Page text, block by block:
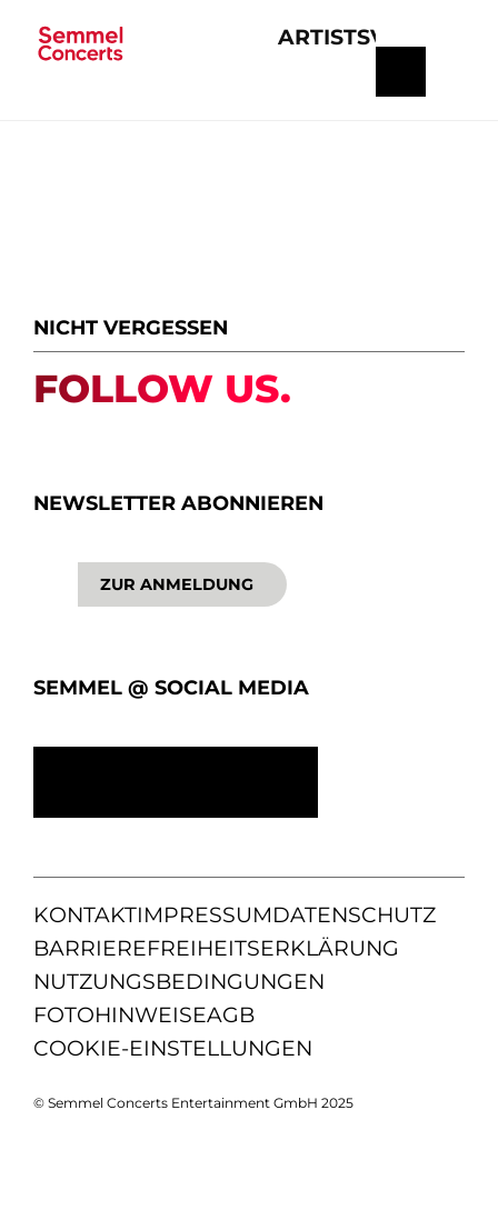
ARTISTS
NICHT VERGESSEN
FOLLOW US.
NEWSLETTER ABONNIEREN
ZUR ANMELDUNG
SEMMEL @ SOCIAL MEDIA
KONTAKTIMPRESSUMDATENSCHUTZ
BARRIEREFREIHEITSERKLÄRUNG
NUTZUNGSBEDINGUNGEN
FOTOHINWEISEAGB
COOKIE-EINSTELLUNGEN
© Semmel Concerts Entertainment GmbH 2025